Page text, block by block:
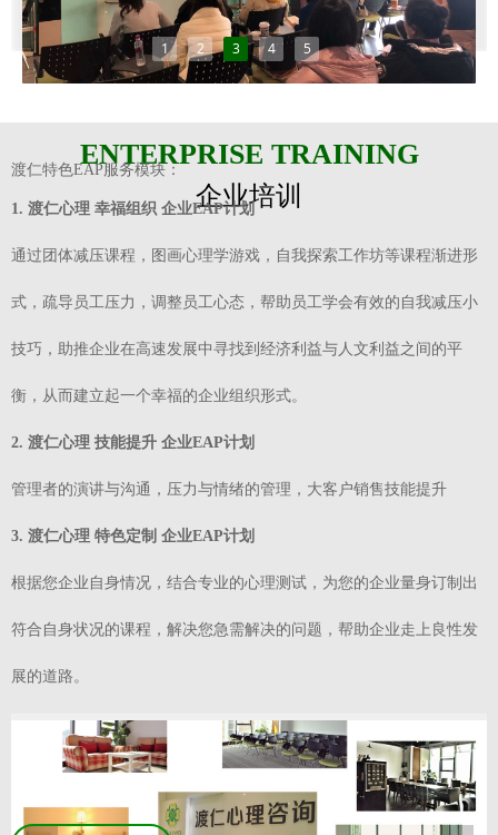
1 2 3 4 5
ENTERPRISE TRAINING
企业培训
渡仁特色EAP服务模块：
1. 渡仁心理 幸福组织 企业EAP计划
通过团体减压课程，图画心理学游戏，自我探索工作坊等课程渐进形
式，疏导员工压力，调整员工心态，帮助员工学会有效的自我减压小
技巧，助推企业在高速发展中寻找到经济利益与人文利益之间的平
衡，从而建立起一个幸福的企业组织形式。
2. 渡仁心理 技能提升 企业EAP计划
管理者的演讲与沟通，压力与情绪的管理，大客户销售技能提升
3. 渡仁心理 特色定制 企业EAP计划
根据您企业自身情况，结合专业的心理测试，为您的企业量身订制出
符合自身状况的课程，解决您急需解决的问题，帮助企业走上良性发
展的道路。